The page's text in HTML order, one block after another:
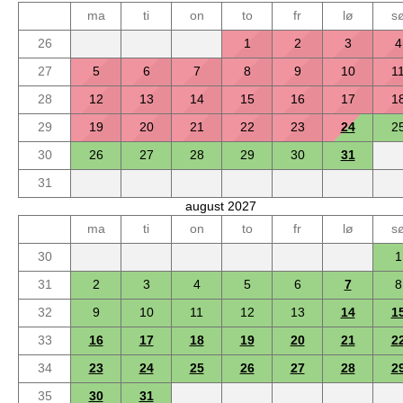
ma
ti on to fr lø
26
1 2 3
4
27
5 6 7 8 9 10
28
12 13 14 15 16 17
29
19 20 21 22 23 24
30
26 27 28 29 30
31
31
august 2027
ma
ti on to fr lø
30
1
31
2 3 4 5 6 7
8
32
9 10 11 12 13 14
33
16 17 18 19 20 21
34
23 24 25 26 27 28
35
30 31